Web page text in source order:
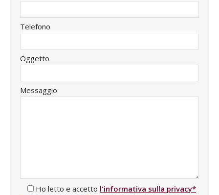
Telefono
Oggetto
Messaggio
Ho letto e accetto l'informativa sulla privacy*